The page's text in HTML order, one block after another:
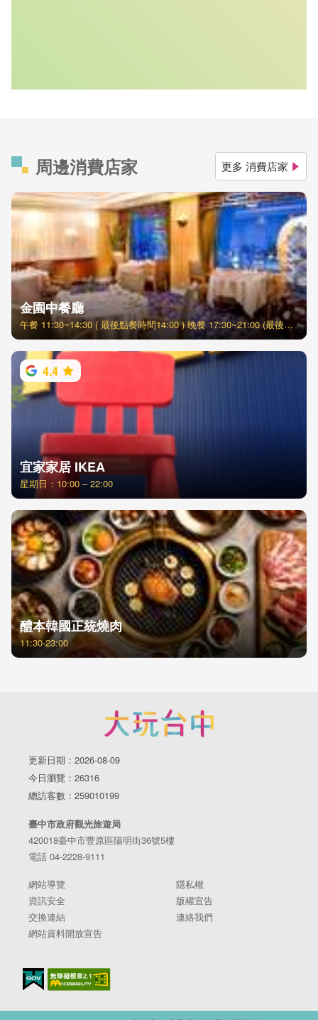
周邊消費店家 更多 消費店家
金園中餐廳
午餐 11:30~14:30 ( 最後點餐時間14:00 ) 晚餐 17:30~21:00 (最後點餐時間20:30 )
4.4
宜家家居 IKEA
星期日：10:00 – 22:00
醴本韓國正統燒肉
11:30-23:00
更新日期：2026-08-09
今日瀏覽：26316
總訪客數：259010199
臺中市政府觀光旅遊局
420018臺中市豐原區陽明街36號5樓
電話 04-2228-9111
網站導覽
隱私權
資訊安全
版權宣告
交換連結
連絡我們
網站資料開放宣告